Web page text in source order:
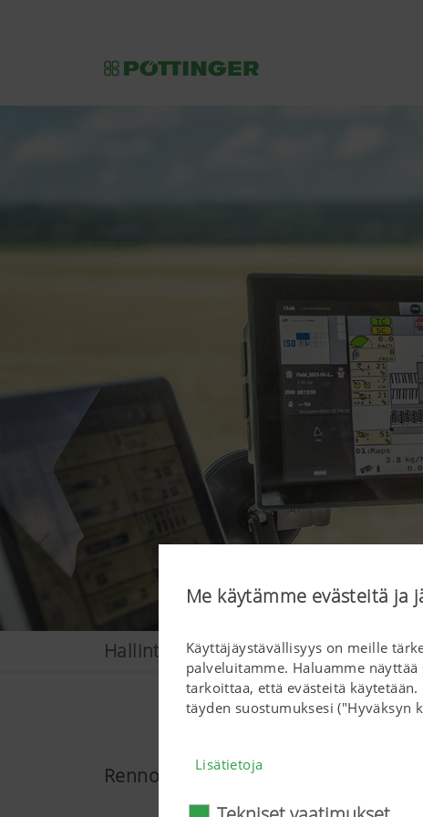
Me käytämme evästeitä ja
Käyttäjäystävällisyys on meille
palveluitamme. Haluamme
tarkoittaa, että evästeitä
täyden suostumuksesi ("Hyväksyn
Lisätietoja
Hallinta
Rennompaa työskentelyä